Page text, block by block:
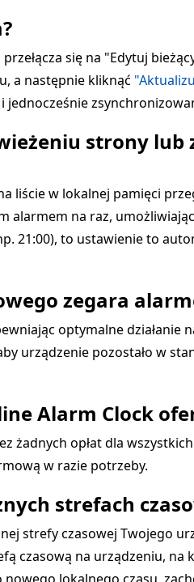
się na "Edytuj
a następnie kliknąć
strony
liście w lokalnej pamięci
alarmem na raz,
21:00), to ustawienie to
zegara
optymalne
urządzenie pozostało w
Alarm Clock
żadnych opłat dla
w razie potrzeby.
strefach
strefy czasowej Twojego
czasową na urządzeniu,